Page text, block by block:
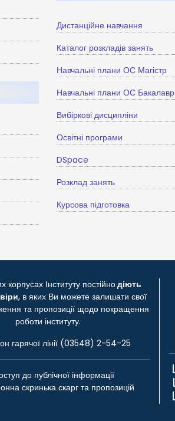
Дистанційне навчання
Каталог розкладів занять
Навчальні плани ОС Магістр
Навчальні плани ОС Бакалавр
Вибіркові дисципліни
Освітні програми
DSpace
Розклад занять
Курсова підготовка
корпусах Інституту постійнодіють
, в яких Ви можете залишати свої
та пропозиції щодо покращення
роботи інституту.
гарячої лінії (03548) 2-54-25
до публічної інформації
скринька скарг та пропозицій